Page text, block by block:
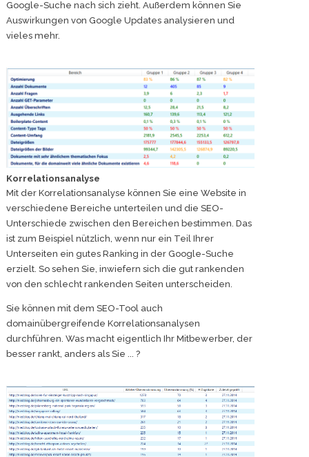
Google-Suche nach sich zieht. Außerdem können Sie
Auswirkungen von Google Updates analysieren und
vieles mehr.
Korrelationsanalyse
Mit der Korrelationsanalyse können Sie eine Website in
verschiedene Bereiche unterteilen und die SEO-
Unterschiede zwischen den Bereichen bestimmen. Das
ist zum Beispiel nützlich, wenn nur ein Teil Ihrer
Unterseiten ein gutes Ranking in der Google-Suche
erzielt. So sehen Sie, inwiefern sich die gut rankenden
von den schlecht rankenden Seiten unterscheiden.
Sie können mit dem SEO-Tool auch
domainübergreifende Korrelationsanalysen
durchführen. Was macht eigentlich Ihr Mitbewerber, der
besser rankt, anders als Sie ... ?